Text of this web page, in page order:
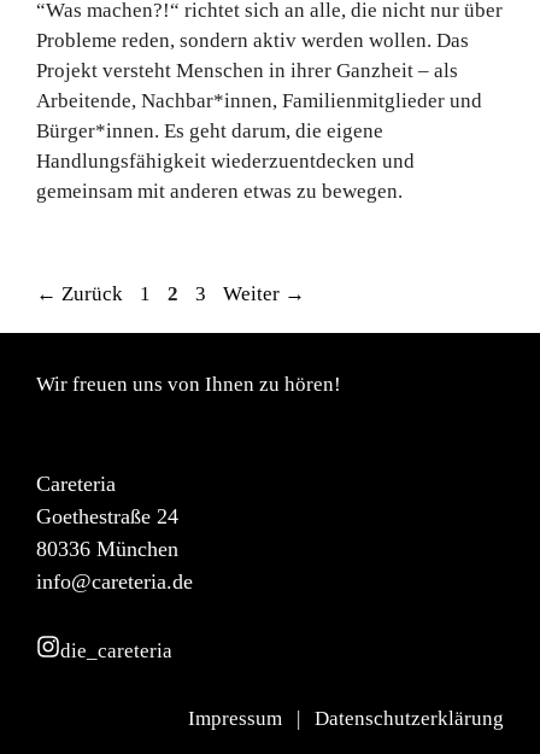
“Was machen?!“ richtet sich an alle, die nicht nur über
Probleme reden, sondern aktiv werden wollen. Das
Projekt versteht Menschen in ihrer Ganzheit – als
Arbeitende, Nachbar*innen, Familienmitglieder und
Bürger*innen. Es geht darum, die eigene
Handlungsfähigkeit wiederzuentdecken und
gemeinsam mit anderen etwas zu bewegen.
← Zurück Seite
1 Seite
2 Seite
3 Weiter →
Wir freuen uns von Ihnen zu hören!
Careteria
Goethestraße 24
80336 München
info@careteria.de
die_careteria
Impressum | Datenschutzerklärung